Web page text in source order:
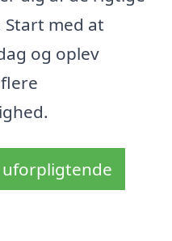
med at
og oplev
uforpligtende